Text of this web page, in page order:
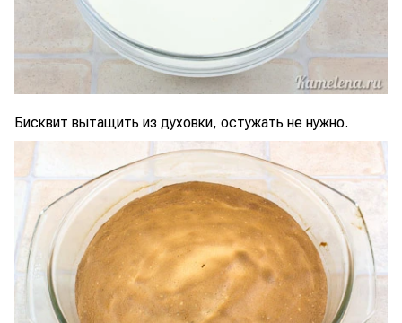
Бисквит вытащить из духовки, остужать не нужно.